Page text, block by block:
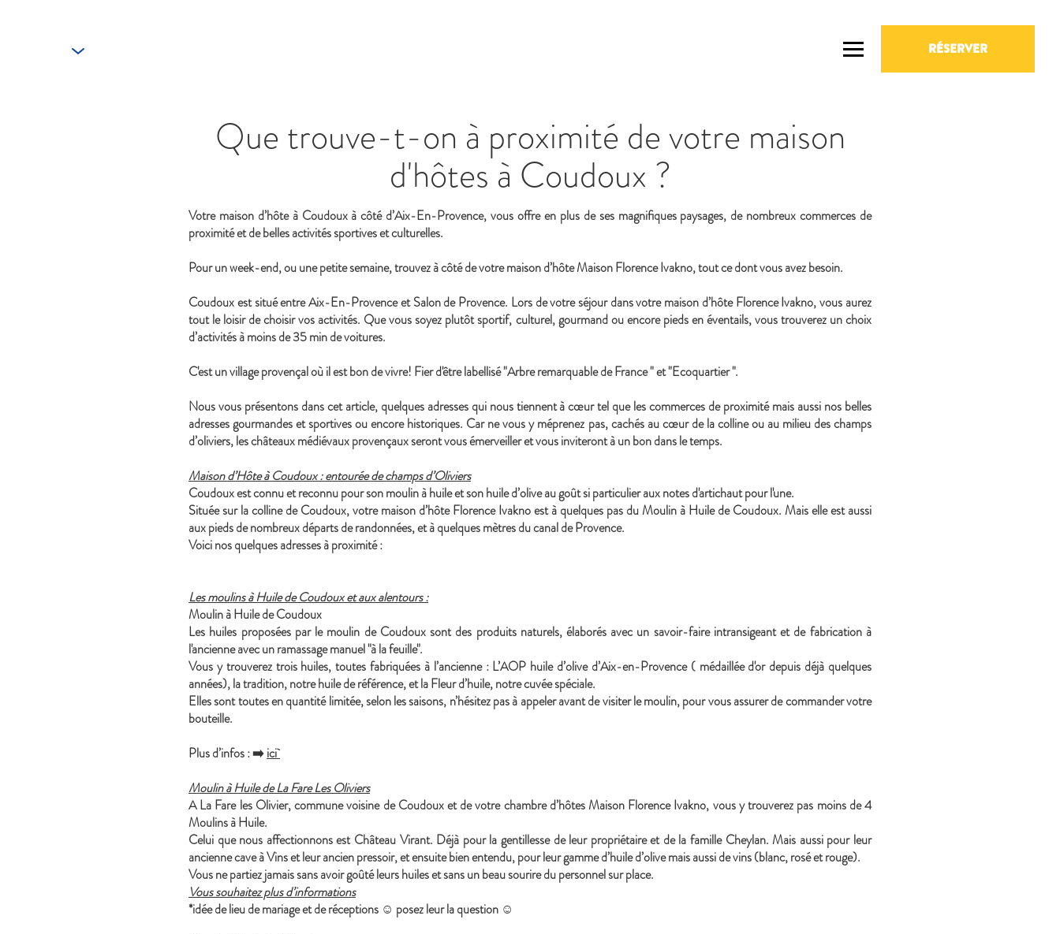
RÉSERVER
Que trouve-t-on à proximité de votre maison
d'hôtes à Coudoux ?
Votre maison d’hôte à Coudoux à côté d’Aix-En-Provence, vous offre en plus de ses magnifiques paysages, de nombreux commerces de
proximité et de belles activités sportives et culturelles.
Pour un week-end, ou une petite semaine, trouvez à côté de votre maison d’hôte Maison Florence Ivakno, tout ce dont vous avez besoin.
Coudoux est situé entre Aix-En-Provence et Salon de Provence. Lors de votre séjour dans votre maison d’hôte Florence Ivakno, vous aurez
tout le loisir de choisir vos activités. Que vous soyez plutôt sportif, culturel, gourmand ou encore pieds en éventails, vous trouverez un choix
d’activités à moins de 35 min de voitures.
C'est un village provençal où il est bon de vivre! Fier d'être labellisé "Arbre remarquable de France " et "Ecoquartier ".
Nous vous présentons dans cet article, quelques adresses qui nous tiennent à cœur tel que les commerces de proximité mais aussi nos belles
adresses gourmandes et sportives ou encore historiques. Car ne vous y méprenez pas, cachés au cœur de la colline ou au milieu des champs
d’oliviers, les châteaux médiévaux provençaux seront vous émerveiller et vous inviteront à un bon dans le temps.
Maison d’Hôte à Coudoux : entourée de champs d’Oliviers
Coudoux est connu et reconnu pour son moulin à huile et son huile d’olive au goût si particulier aux notes d'artichaut pour l'une.
Située sur la colline de Coudoux, votre maison d’hôte Florence Ivakno est à quelques pas du Moulin à Huile de Coudoux. Mais elle est aussi
aux pieds de nombreux départs de randonnées, et à quelques mètres du canal de Provence.
Voici nos quelques adresses à proximité :
Les moulins à Huile de Coudoux et aux alentours :
Moulin à Huile de Coudoux
Les huiles proposées par le moulin de Coudoux sont des produits naturels, élaborés avec un savoir-faire intransigeant et de fabrication à
l'ancienne avec un ramassage manuel "à la feuille".
Vous y trouverez trois huiles, toutes fabriquées à l’ancienne : L’AOP huile d’olive d’Aix-en-Provence ( médaillée d'or depuis déjà quelques
années), la tradition, notre huile de référence, et la Fleur d’huile, notre cuvée spéciale.
Elles sont toutes en quantité limitée, selon les saisons, n’hésitez pas à appeler avant de visiter le moulin, pour vous assurer de commander votre
bouteille.
Plus d’infos : ➡️ici
Moulin à Huile de La Fare Les Oliviers
A La Fare les Olivier, commune voisine de Coudoux et de votre chambre d’hôtes Maison Florence Ivakno, vous y trouverez pas moins de 4
Moulins à Huile.
Celui que nous affectionnons est Château Virant. Déjà pour la gentillesse de leur propriétaire et de la famille Cheylan. Mais aussi pour leur
ancienne cave à Vins et leur ancien pressoir, et ensuite bien entendu, pour leur gamme d’huile d’olive mais aussi de vins (blanc, rosé et rouge).
Vous ne partiez jamais sans avoir goûté leurs huiles et sans un beau sourire du personnel sur place.
Vous souhaitez plus d’informations
*idée de lieu de mariage et de réceptions ☺ posez leur la question ☺